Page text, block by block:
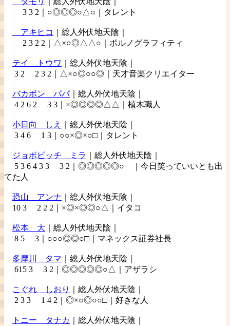
3 3 2｜○◎◎◎○△○｜タレント
アキヒコ
｜総人外伏地天陰｜
2 3 2 2｜△×○◎△△○｜ポルノグラフィティ
テイ トウワ
｜総人外伏地天陰｜
3 2 2 3 2｜△×○◎○○◎｜天才音楽クリエイター
バカボン パパ｜総人外伏地天陰｜
4 2 6 2 3 3｜×◎◎◎◎△△｜植木職人
小日向 しえ
｜総人外伏地天陰｜
3 4 6 1 3｜○○×◎×○□｜タレント
ジョボビッチ ミラ
｜総人外伏地天陰｜
5 3 6 4 3 3 3 2｜◎◎◎◎◎○ ｜今日笑っていいとも出
てた人
恐山 アンナ ｜総人外伏地天陰｜
10 3 2 2 2｜×◎×◎◎○△｜イタコ
松本 大 ｜総人外伏地天陰｜
8 5 3｜○○○◎◎○□｜マネックス証券社長
多摩川 タマ ｜総人外伏地天陰｜
615 3 3 2｜◎◎◎◎◎○△｜アザラシ
こぐれ しおり
｜総人外伏地天陰｜
2 3 3 1 4 2｜◎×○◎○○□｜好きな人
トニー タナカ
｜総人外伏地天陰｜